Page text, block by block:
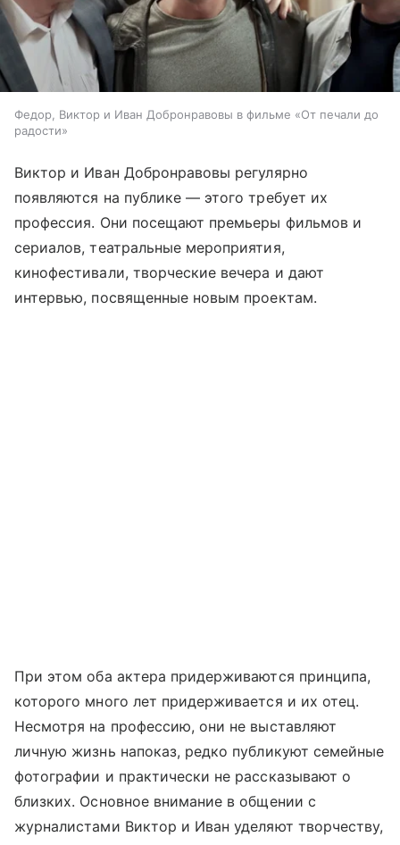
Федор, Виктор и Иван Добронравовы в фильме «От печали до
радости»
Виктор и Иван Добронравовы регулярно
появляются на публике — этого требует их
профессия. Они посещают премьеры фильмов и
сериалов, театральные мероприятия,
кинофестивали, творческие вечера и дают
интервью, посвященные новым проектам.
При этом оба актера придерживаются принципа,
которого много лет придерживается и их отец.
Несмотря на профессию, они не выставляют
личную жизнь напоказ, редко публикуют семейные
фотографии и практически не рассказывают о
близких. Основное внимание в общении с
журналистами Виктор и Иван уделяют творчеству,